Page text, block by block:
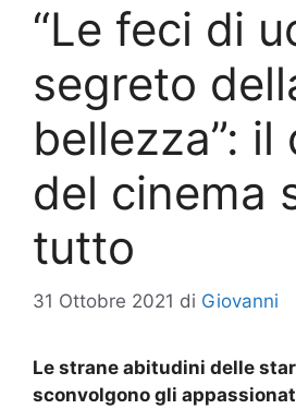
“Le feci di
segreto
bellezza”: il
del cinema
tutto
31 Ottobre 2021 di Giovanni
Le strane abitudini delle
sconvolgono gli